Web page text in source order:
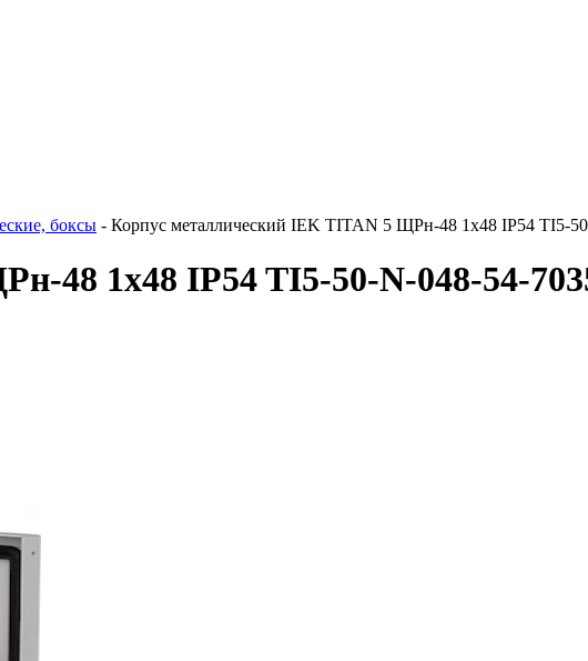
боксы - Корпус металлический IEK TITAN 5 ЩРн-48 1х48 IP54 TI5-
48 1х48 IP54 TI5-50-N-048-54-